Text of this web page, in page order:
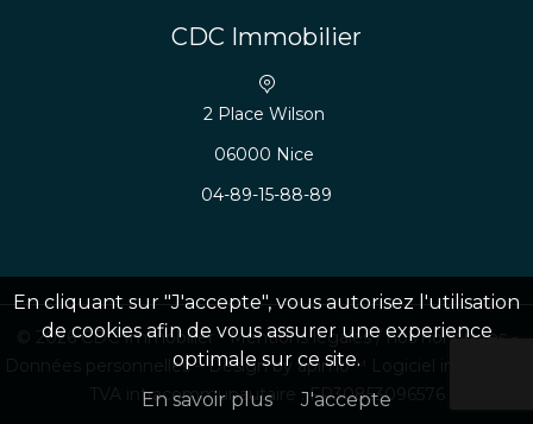
CDC Immobilier
2 Place Wilson
06000 Nice
04-89-15-88-89
© 2026 CDC Immobilier -Mentions légales / nos honoraires-
Données personnelles – Design by apimo™ Logiciel immobilier
TVA intracommunautaire : FR30853096576
En cliquant sur "J'accepte", vous autorisez l'utilisation
de cookies afin de vous assurer une experience
optimale sur ce site.
En savoir plus
J'accepte